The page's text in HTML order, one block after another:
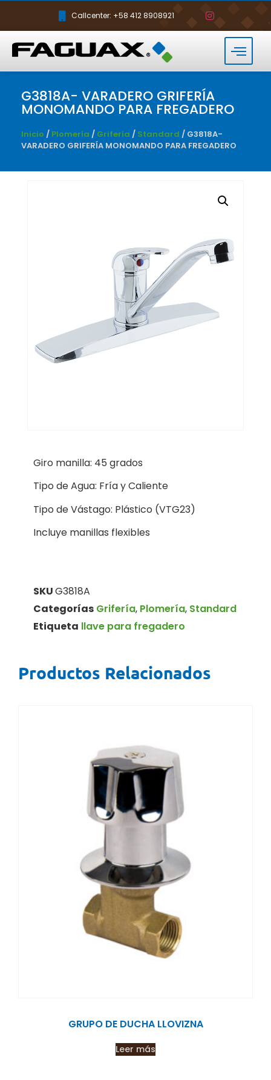
Callcenter: +58 412 8908921
G3818A- VARADERO GRIFERÍA
MONOMANDO PARA FREGADERO
Inicio / Plomería / Grifería / Standard / G3818A-
VARADERO GRIFERÍA MONOMANDO PARA FREGADERO
Giro manilla: 45 grados
Tipo de Agua: Fría y Caliente
Tipo de Vástago: Plástico (VTG23)
Incluye manillas flexibles
SKUG3818A
Categorías Grifería, Plomería, Standard
Etiqueta llave para fregadero
Productos Relacionados
GRUPO DE DUCHA LLOVIZNA
Leer más